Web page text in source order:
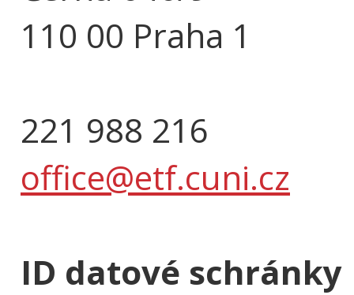
110 00 Praha 1
221 988 216
office@etf.cuni.cz
ID datové schránky